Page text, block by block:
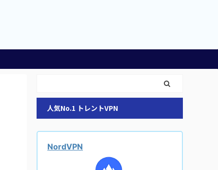
人気No.1 トレントVPN
NordVPN